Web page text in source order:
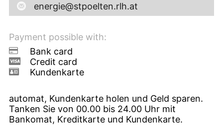
energie@stpoelten.rlh.at
Payment possible with:
Bank card
Credit card
Kundenkarte
automat, Kundenkarte holen und Geld sparen.
Tanken Sie von 00.00 bis 24.00 Uhr mit
Bankomat, Kreditkarte und Kundenkarte.